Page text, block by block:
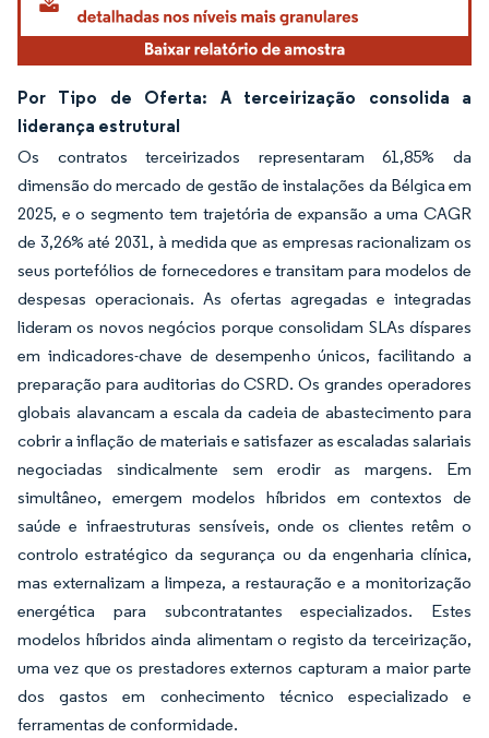
Por Tipo de Oferta: A terceirização consolida a
liderança estrutural
Os contratos terceirizados representaram 61,85% da
dimensão do mercado de gestão de instalações da Bélgica em
2025, e o segmento tem trajetória de expansão a uma CAGR
de 3,26% até 2031, à medida que as empresas racionalizam os
seus portefólios de fornecedores e transitam para modelos de
despesas operacionais. As ofertas agregadas e integradas
lideram os novos negócios porque consolidam SLAs díspares
em indicadores-chave de desempenho únicos, facilitando a
preparação para auditorias do CSRD. Os grandes operadores
globais alavancam a escala da cadeia de abastecimento para
cobrir a inflação de materiais e satisfazer as escaladas salariais
negociadas sindicalmente sem erodir as margens. Em
simultâneo, emergem modelos híbridos em contextos de
saúde e infraestruturas sensíveis, onde os clientes retêm o
controlo estratégico da segurança ou da engenharia clínica,
mas externalizam a limpeza, a restauração e a monitorização
energética para subcontratantes especializados. Estes
modelos híbridos ainda alimentam o registo da terceirização,
uma vez que os prestadores externos capturam a maior parte
dos gastos em conhecimento técnico especializado e
ferramentas de conformidade.